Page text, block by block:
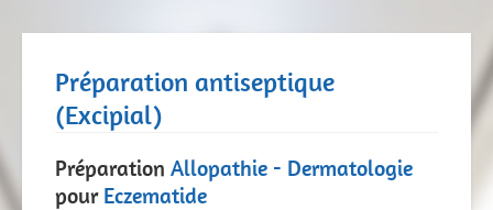
Préparation antiseptique
(Excipial)
Préparation Allopathie - Dermatologie
pour Eczematide